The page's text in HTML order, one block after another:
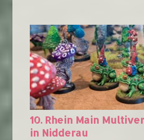
10. Rhein Main
in Nidderau